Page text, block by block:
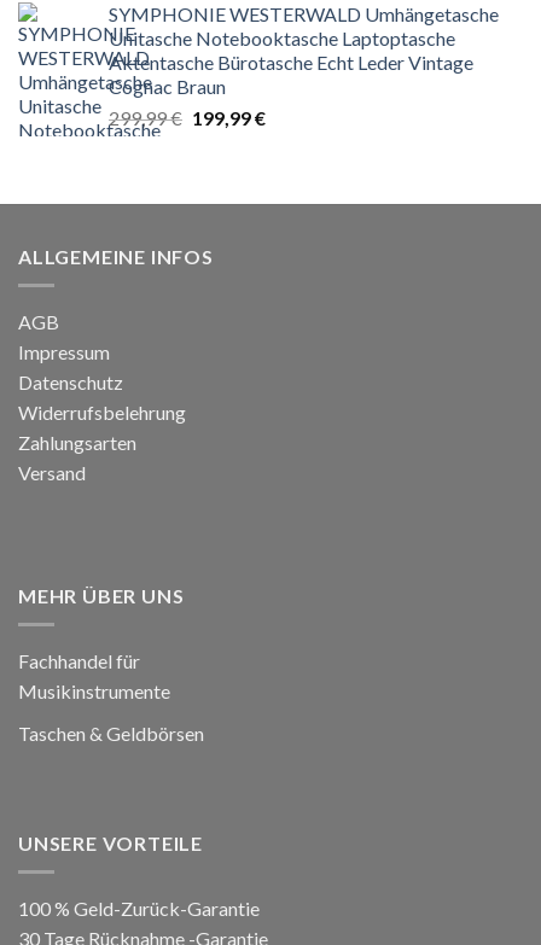
war:
79,99 €
ist:
49,99 €.
SYMPHONIE WESTERWALD Umhängetasche
Unitasche Notebooktasche Laptoptasche
Aktentasche Bürotasche Echt Leder Vintage
Cognac Braun
299,99€ Ursprünglicher
199,99€Aktueller
ALLGEMEINE INFOS
AGB
Impressum
Datenschutz
Widerrufsbelehrung
Zahlungsarten
Versand
MEHR ÜBER UNS
Fachhandel für
Musikinstrumente
Taschen & Geldbörsen
UNSERE VORTEILE
100 % Geld-Zurück-Garantie
30 Tage Rücknahme -Garantie